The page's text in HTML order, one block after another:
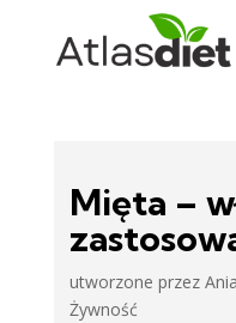
Mięta –
utworzone przez
Żywność